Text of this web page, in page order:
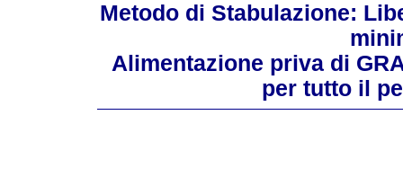
Metodo di Stabulazione:
Alimentazione priva di
per tutto il